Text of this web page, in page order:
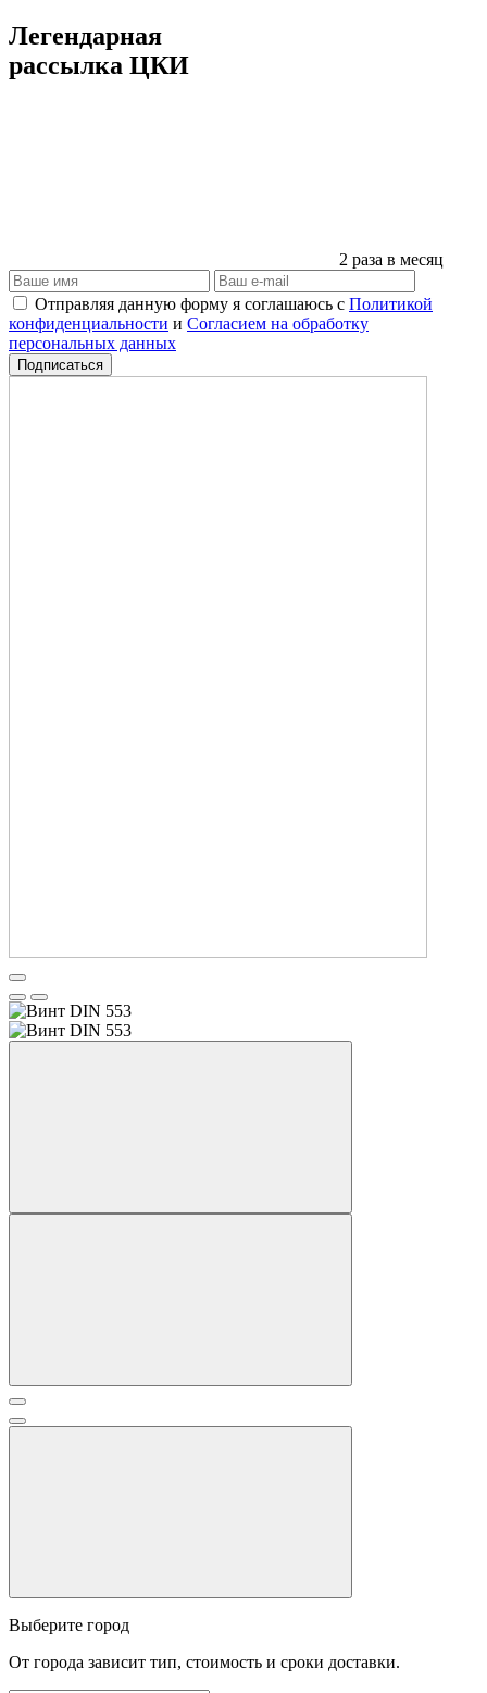
Легендарная
рассылка ЦКИ
2 раза в месяц
Отправляя данную форму я соглашаюсь с Политикой
конфиденциальности и Согласием на обработку
персональных данных
Подписаться
Выберите город
От города зависит тип, стоимость и сроки доставки.